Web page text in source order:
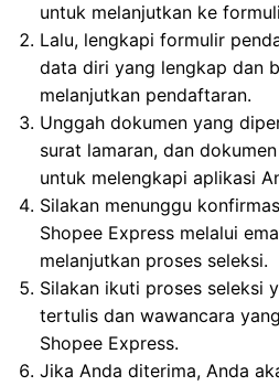
untuk melanjutkan ke
Lalu, lengkapi formulir
data diri yang lengkap dan
melanjutkan pendaftaran.
Unggah dokumen yang
surat lamaran, dan
untuk melengkapi aplikasi
Silakan menunggu
Shopee Express melalui
melanjutkan proses seleksi.
Silakan ikuti proses seleksi
tertulis dan wawancara
Shopee Express.
Jika Anda diterima, Anda